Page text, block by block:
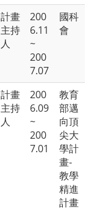
計畫
主持
人
200
6.11
~
200
7.07
國科
會
計畫
主持
人
200
6.09
~
200
7.01
教育
部邁
向頂
尖大
學計
畫-
教學
精進
計畫